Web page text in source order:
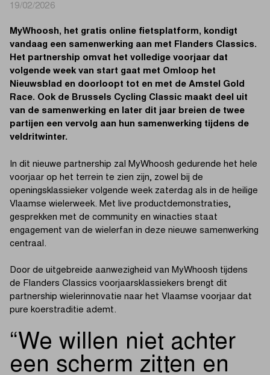
19/02/2026
MyWhoosh, het gratis online fietsplatform, kondigt
vandaag een samenwerking aan met Flanders Classics.
Het partnership omvat het volledige voorjaar dat
volgende week van start gaat met Omloop het
Nieuwsblad en doorloopt tot en met de Amstel Gold
Race. Ook de Brussels Cycling Classic maakt deel uit
van de samenwerking en later dit jaar breien de twee
partijen een vervolg aan hun samenwerking tijdens de
veldritwinter.
In dit nieuwe partnership zal MyWhoosh gedurende het hele
voorjaar op het terrein te zien zijn, zowel bij de
openingsklassieker volgende week zaterdag als in de heilige
Vlaamse wielerweek. Met live productdemonstraties,
gesprekken met de community en winacties staat
engagement van de wielerfan in deze nieuwe samenwerking
centraal.
Door de uitgebreide aanwezigheid van MyWhoosh tijdens
de Flanders Classics voorjaarsklassiekers brengt dit
partnership wielerinnovatie naar het Vlaamse voorjaar dat
pure koerstraditie ademt.
We willen niet achter
een scherm zitten en